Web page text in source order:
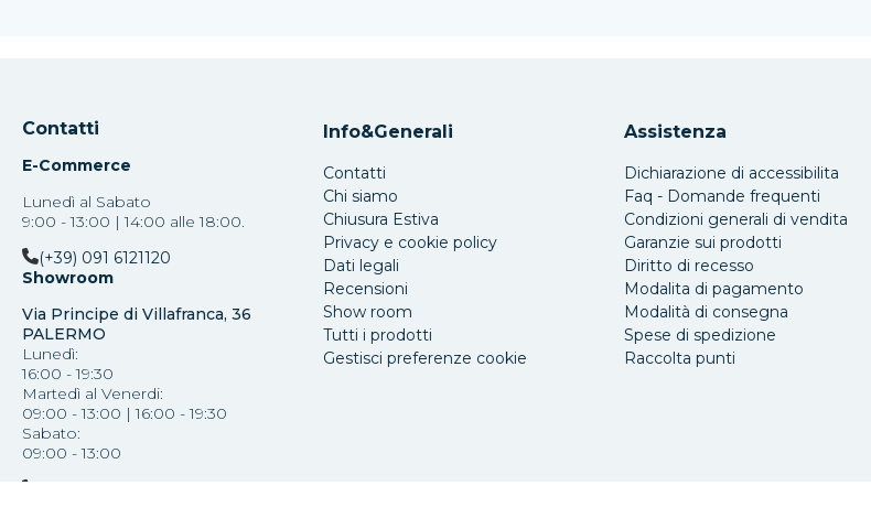
Contatti
E-Commerce
Lunedì al Sabato
9:00 - 13:00 | 14:00 alle 18:00.
(+39) 091 6121120
Showroom
Via Principe di Villafranca, 36
PALERMO
Lunedì:
16:00 - 19:30
Martedì al Venerdi:
09:00 - 13:00 | 16:00 - 19:30
Sabato:
09:00 - 13:00
Info&Generali
Contatti
Chi siamo
Chiusura Estiva
Privacy e cookie policy
Dati legali
Recensioni
Show room
Tutti i prodotti
Gestisci preferenze cookie
Assistenza
Dichiarazione di accessibilita
Faq - Domande frequenti
Condizioni generali di vendita
Garanzie sui prodotti
Diritto di recesso
Modalita di pagamento
Modalità di consegna
Spese di spedizione
Raccolta punti